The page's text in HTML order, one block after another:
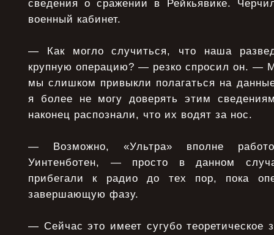
сведения о сражении в Рейкьявике.
военный кабинет.
— Как могло случиться, что наша
крупную операцию? — резко спросил он. —
мы слишком привыкли полагаться на
я более не могу доверять этим
наконец распознали, что их водят за нос.
— Возможно, «Ультра» вполне
Уинтенботен, — просто в данном
прибегали к радио до тех пор, пока
завершающую фазу.
— Сейчас это имеет сугубо теоретическое